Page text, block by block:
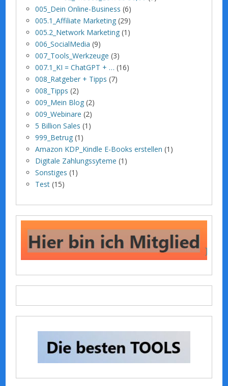
005_Dein Online-Business (6)
005.1_Affiliate Marketing (29)
005.2_Network Marketing (1)
006_SocialMedia (9)
007_Tools_Werkzeuge (3)
007.1_KI = ChatGPT + … (16)
008_Ratgeber + Tipps (7)
008_Tipps (2)
009_Mein Blog (2)
009_Webinare (2)
5 Billion Sales (1)
999_Betrug (1)
Amazon KDP_Kindle E-Books erstellen (1)
Digitale Zahlungssyteme (1)
Sonstiges (1)
Test (15)